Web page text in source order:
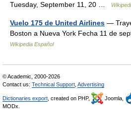
Tuesday, September 11, 20 …
Vuelo 175 de United Airlines —
Boston a Nueva York Fecha 11 de
Wikipedia Español
© Academic, 2000-2026
Contact us: Technical Support Advertising
Dictionaries export , created on PHP, Joomla,
MODx.